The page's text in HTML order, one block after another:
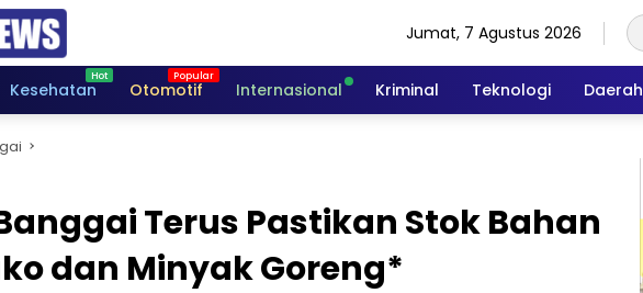
Jumat, 7 Agustus 2026
Kesehatan Otomotif Internasional Kriminal Teknologi Daerah
Terus Pastikan Stok Bahan
dan Minyak Goreng*